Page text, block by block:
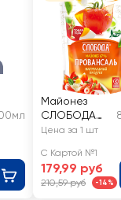
Майонез
СЛОБОДА
Провансаль
Цена за 1 шт
С Картой №1
179,99 руб
210,59 руб -14%